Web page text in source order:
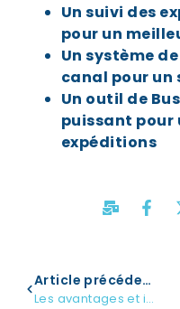
Un suivi des
pour un
Un système
canal pour
Un outil de
puissant pour
expéditions
Article précédent
Les avantages et inconvénients du ship from store